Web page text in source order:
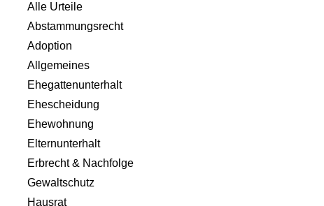
Alle Urteile
Abstammungsrecht
Adoption
Allgemeines
Ehegattenunterhalt
Ehescheidung
Ehewohnung
Elternunterhalt
Erbrecht & Nachfolge
Gewaltschutz
Hausrat